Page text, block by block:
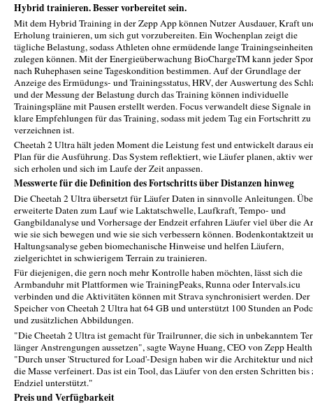
Hybrid trainieren. Besser vorbereitet sein.
Mit dem Hybrid Training in der Zepp App können Nutzer Ausdauer, Kraft
Erholung trainieren, um sich gut vorzubereiten. Ein Wochenplan zeigt die
tägliche Belastung, sodass Athleten ohne ermüdende lange Trainingseinheiten
zulegen können. Mit der Energieüberwachung BioChargeTM kann jeder
nach Ruhephasen seine Tageskondition bestimmen. Auf der Grundlage der
Anzeige des Ermüdungs- und Trainingsstatus, HRV, der Auswertung des
und der Messung der Belastung durch das Training können individuelle
Trainingspläne mit Pausen erstellt werden. Focus verwandelt diese Signale in
klare Empfehlungen für das Training, sodass mit jedem Tag ein Fortschritt zu
verzeichnen ist.
Cheetah 2 Ultra hält jeden Moment die Leistung fest und entwickelt daraus
Plan für die Ausführung. Das System reflektiert, wie Läufer planen, aktiv
sich erholen und sich im Laufe der Zeit anpassen.
Messwerte für die Definition des Fortschritts über Distanzen hinweg
Die Cheetah 2 Ultra übersetzt für Läufer Daten in sinnvolle Anleitungen.
erweiterte Daten zum Lauf wie Laktatschwelle, Laufkraft, Tempo- und
Gangbildanalyse und Vorhersage der Endzeit erfahren Läufer viel über die
wie sie sich bewegen und wie sie sich verbessern können. Bodenkontaktzeit
Haltungsanalyse geben biomechanische Hinweise und helfen Läufern,
zielgerichtet in schwierigem Terrain zu trainieren.
Für diejenigen, die gern noch mehr Kontrolle haben möchten, lässt sich die
Armbanduhr mit Plattformen wie TrainingPeaks, Runna oder Intervals.icu
verbinden und die Aktivitäten können mit Strava synchronisiert werden. Der
Speicher von Cheetah 2 Ultra hat 64 GB und unterstützt 100 Stunden an
und zusätzlichen Abbildungen.
"Die Cheetah 2 Ultra ist gemacht für Trailrunner, die sich in unbekanntem
länger Anstrengungen aussetzen", sagte Wayne Huang, CEO von Zepp
"Durch unser 'Structured for Load'-Design haben wir die Architektur und
die Masse verfeinert. Das ist ein Tool, das Läufer von den ersten Schritten bis
Endziel unterstützt."
Preis und Verfügbarkeit